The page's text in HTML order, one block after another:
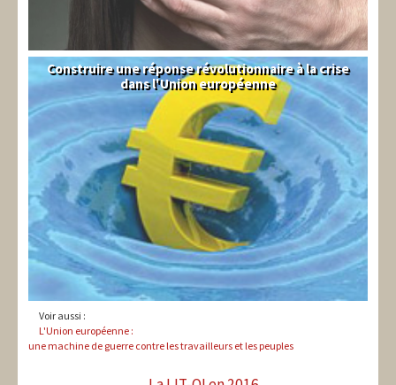
Syndical
Construire une réponse révolutionnaire à la crise
dans l'Union européenne
Voir aussi :
L'Union européenne :
une machine de guerre contre les travailleurs et les peuples